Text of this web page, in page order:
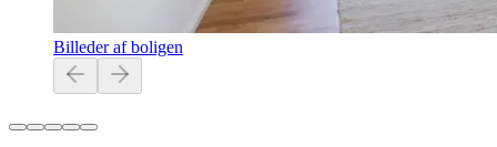
Billeder af boligen